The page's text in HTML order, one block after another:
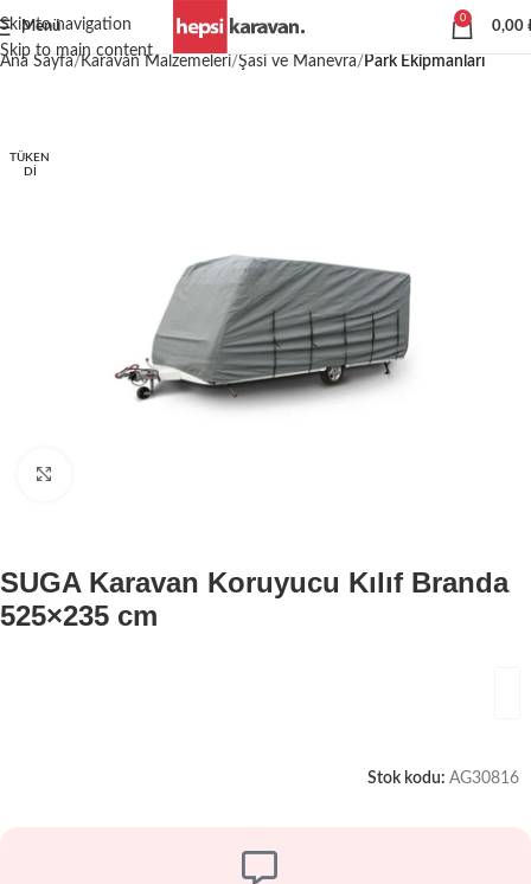
Skip to navigation
Skip to main content
Menü
0
0,00
Ana Sayfa Karavan Malzemeleri Şasi ve Manevra Park Ekipmanları
TÜKEN
DI
SUGA Karavan Koruyucu Kılıf Branda
525×235 cm
Stok kodu: AG30816